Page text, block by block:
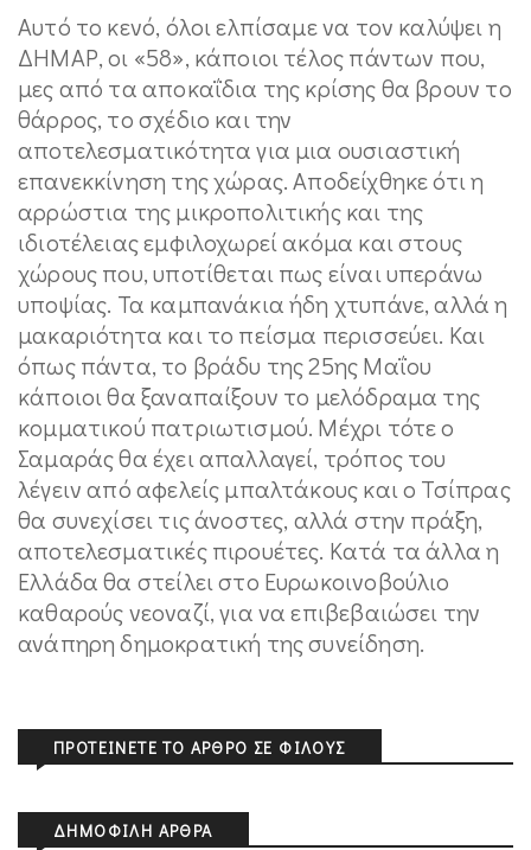
Αυτό το κενό, όλοι ελπίσαμε να τον καλύψει η
ΔΗΜΑΡ, οι «58», κάποιοι τέλος πάντων που,
μες από τα αποκαΐδια της κρίσης θα βρουν το
θάρρος, το σχέδιο και την
αποτελεσματικότητα για μια ουσιαστική
επανεκκίνηση της χώρας. Αποδείχθηκε ότι η
αρρώστια της μικροπολιτικής και της
ιδιοτέλειας εμφιλοχωρεί ακόμα και στους
χώρους που, υποτίθεται πως είναι υπεράνω
υποψίας. Τα καμπανάκια ήδη χτυπάνε, αλλά η
μακαριότητα και το πείσμα περισσεύει. Και
όπως πάντα, το βράδυ της 25ης Μαΐου
κάποιοι θα ξαναπαίξουν το μελόδραμα της
κομματικού πατριωτισμού. Μέχρι τότε ο
Σαμαράς θα έχει απαλλαγεί, τρόπος του
λέγειν από αφελείς μπαλτάκους και ο Τσίπρας
θα συνεχίσει τις άνοστες, αλλά στην πράξη,
αποτελεσματικές πιρουέτες. Κατά τα άλλα η
Ελλάδα θα στείλει στο Ευρωκοινοβούλιο
καθαρούς νεοναζί, για να επιβεβαιώσει την
ανάπηρη δημοκρατική της συνείδηση.
ΠΡΟΤΕΊΝΕΤΕ ΤΟ ΆΡΘΡΟ ΣΕ ΦΊΛΟΥΣ
ΔΗΜΟΦΙΛΉ ΆΡΘΡΑ